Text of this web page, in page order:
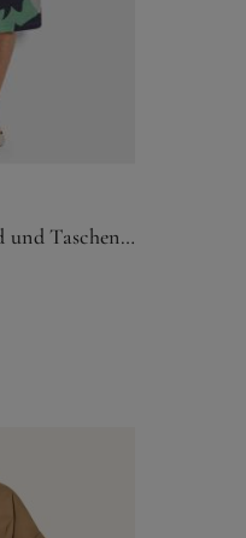
Jerseykleid mit Bindeband und Taschen - blau / grün / gemustert - Gr. 24 von Goldner Fashion